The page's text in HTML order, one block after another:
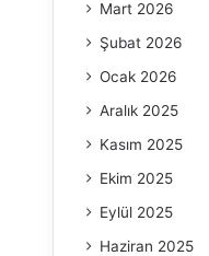
Mart 2026
Şubat 2026
Ocak 2026
Aralık 2025
Kasım 2025
Ekim 2025
Eylül 2025
Haziran 2025